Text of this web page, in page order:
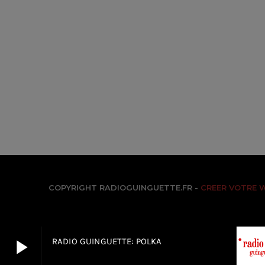
play_arrow RADIO GUINGUETTE: POLKA
COPYRIGHT RADIOGUINGUETTE.FR - CREER VOTRE